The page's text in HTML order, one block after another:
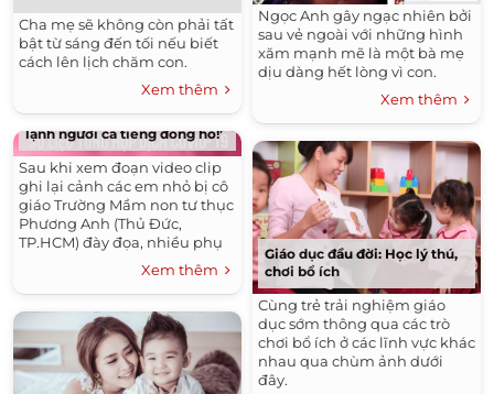
Cha mẹ sẽ không còn phải tất
bật từ sáng đến tối nếu biết
cách lên lịch chăm con.
Xem thêm
Vụ bảo mẫu bạo hành trẻ: ‘Tôi
lạnh người cả tiếng đồng hồ!’
Sau khi xem đoạn video clip
ghi lại cảnh các em nhỏ bị cô
giáo Trường Mầm non tư thục
Phương Anh (Thủ Đức,
TP.HCM) đày đọa, nhiều phụ
huynh không khỏi bức xúc.
Xem thêm
Ngọc Anh gây ngạc nhiên bởi
sau vẻ ngoài với những hình
xăm mạnh mẽ là một bà mẹ
dịu dàng hết lòng vì con.
Xem thêm
Giáo dục đầu đời: Học lý thú,
chơi bổ ích
Cùng trẻ trải nghiệm giáo
dục sớm thông qua các trò
chơi bổ ích ở các lĩnh vực khác
nhau qua chùm ảnh dưới
đây.